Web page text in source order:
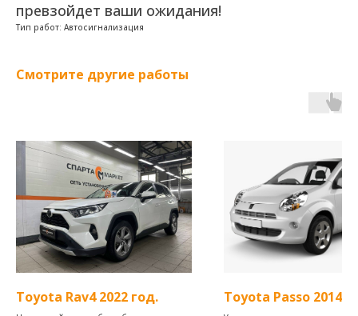
превзойдет ваши ожидания!
Тип работ: Автосигнализация
Смотрите другие работы
Toyota Rav4 2022 год. Toyota Passo 2014 г.